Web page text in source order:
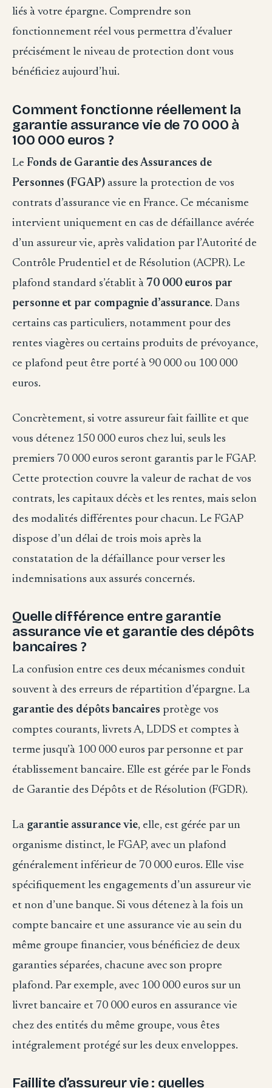
liés à votre épargne. Comprendre son
fonctionnement réel vous permettra d’évaluer
précisément le niveau de protection dont vous
bénéficiez aujourd’hui.
Comment fonctionne réellement la
garantie assurance vie de 70 000 à
100 000 euros ?
Le Fonds de Garantie des Assurances de
Personnes (FGAP) assure la protection de vos
contrats d’assurance vie en France. Ce mécanisme
intervient uniquement en cas de défaillance avérée
d’un assureur vie, après validation par l’Autorité de
Contrôle Prudentiel et de Résolution (ACPR). Le
plafond standard s’établit à 70 000 euros par
personne et par compagnie d’assurance. Dans
certains cas particuliers, notamment pour des
rentes viagères ou certains produits de prévoyance,
ce plafond peut être porté à 90 000 ou 100 000
euros.
Concrètement, si votre assureur fait faillite et que
vous détenez 150 000 euros chez lui, seuls les
premiers 70 000 euros seront garantis par le FGAP.
Cette protection couvre la valeur de rachat de vos
contrats, les capitaux décès et les rentes, mais selon
des modalités différentes pour chacun. Le FGAP
dispose d’un délai de trois mois après la
constatation de la défaillance pour verser les
indemnisations aux assurés concernés.
Quelle différence entre garantie
assurance vie et garantie des dépôts
bancaires ?
La confusion entre ces deux mécanismes conduit
souvent à des erreurs de répartition d’épargne. La
garantie des dépôts bancaires protège vos
comptes courants, livrets A, LDDS et comptes à
terme jusqu’à 100 000 euros par personne et par
établissement bancaire. Elle est gérée par le Fonds
de Garantie des Dépôts et de Résolution (FGDR).
La garantie assurance vie, elle, est gérée par un
organisme distinct, le FGAP, avec un plafond
généralement inférieur de 70 000 euros. Elle vise
spécifiquement les engagements d’un assureur vie
et non d’une banque. Si vous détenez à la fois un
compte bancaire et une assurance vie au sein du
même groupe financier, vous bénéficiez de deux
garanties séparées, chacune avec son propre
plafond. Par exemple, avec 100 000 euros sur un
livret bancaire et 70 000 euros en assurance vie
chez des entités du même groupe, vous êtes
intégralement protégé sur les deux enveloppes.
Faillite d’assureur vie : quelles